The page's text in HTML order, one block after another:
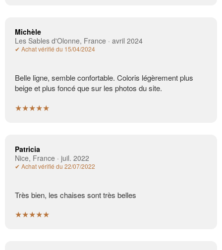
Michèle
Les Sables d'Olonne, France · avril 2024
✔ Achat vérifié du 15/04/2024
Belle ligne, semble confortable. Coloris légèrement plus
beige et plus foncé que sur les photos du site.
★★★★★
Patricia
Nice, France · juil. 2022
✔ Achat vérifié du 22/07/2022
Très bien, les chaises sont très belles
★★★★★